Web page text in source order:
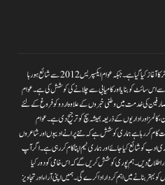
عوام ایکسپریس بدلتے وقت کے ساتھ عوام ایکسپریس نیوز پورٹر کا آغاز کیا گیا ہے۔جبکہ عوام ایکسپریس 2012سے شائع ہورہا
اس سائٹ کو بنایا اور کامیابی سے چلانے کی کوشش کی ہے۔عوام
کی خدمت میں وطنی خبروں کے علاوہ اردو کو فروغ کے لئے
اور اداریوں کے ذریعہ ہمیشہ سچ کو ترجیح دی ہے۔عوام
کر رہا ہے ہماری کوشش ہے کہ نئے پرانے ادیبوں اور شاعروں
ادب کو شائع کیا جائے اور ہماری ٹیم اپنا کام کر رہی ہے۔اگر آپ
اطلاع دیں۔ہم پوری کوشش کریں گے کہ اس خامی کو دور کیا
بہتر بنانے میں اہم کردار اداکرے گی۔ہمیں اپنی آراءاور تجاویز